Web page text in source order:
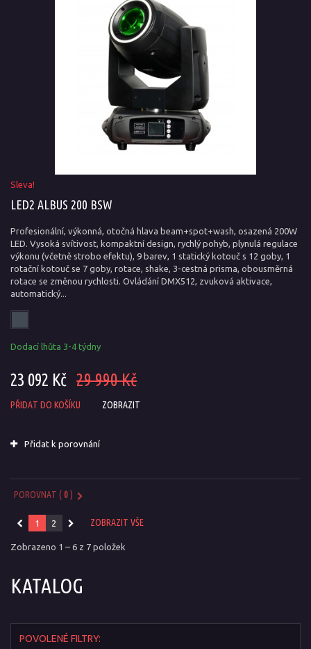
Sleva!
LED2 ALBUS 200 BSW
Profesionální, výkonná, otočná hlava beam+spot+wash, osazená 200W
LED. Vysoká svítivost, kompaktní design, rychlý pohyb, plynulá regulace
výkonu (včetně strobo efektu), 9 barev, 1 statický kotouč s 12 goby, 1
rotační kotouč se 7 goby, rotace, shake, 3-cestná prisma, obousměrná
rotace se změnou rychlosti. Ovládání DMX512, zvuková aktivace,
automatický...
Dodací lhůta 3-4 týdny
23 092 Kč 29 990 Kč
PŘIDAT DO KOŠÍKU ZOBRAZIT
Přidat k porovnání
POROVNAT (0)
ZOBRAZIT VŠE
1 2
Zobrazeno 1 – 6 z 7 položek
KATALOG
POVOLENÉ FILTRY: